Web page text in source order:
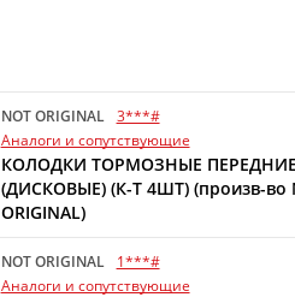
NOT ORIGINAL
3***#
Аналоги и сопутствующие
КОЛОДКИ ТОРМОЗНЫЕ ПЕРЕДНИЕ
(ДИСКОВЫЕ) (К-Т 4ШТ) (произв-во
ORIGINAL)
NOT ORIGINAL
1***#
Аналоги и сопутствующие